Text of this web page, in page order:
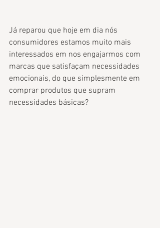
Já reparou que hoje em dia nós
consumidores estamos muito mais
interessados em nos engajarmos com
marcas que satisfaçam necessidades
emocionais, do que simplesmente em
comprar produtos que supram
necessidades básicas?